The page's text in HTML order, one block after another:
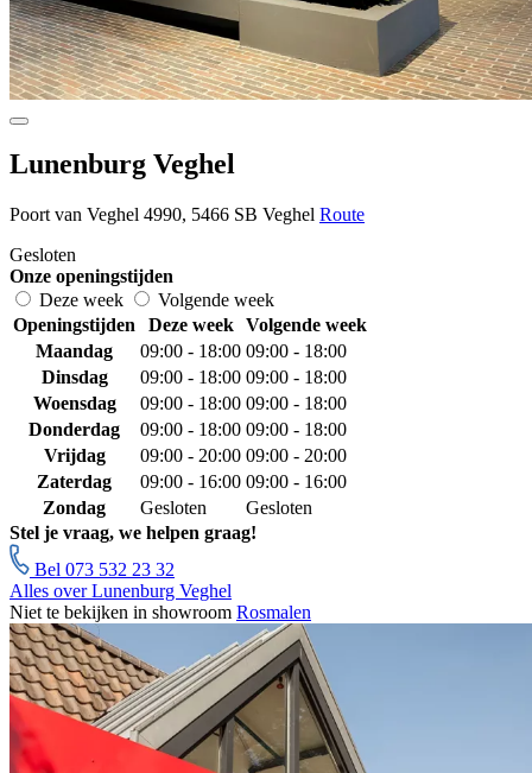
Lunenburg Veghel
Poort van Veghel 4990, 5466 SB Veghel Route
Gesloten
Onze openingstijden
Deze week
Volgende week
Openingstijden
Deze week
Volgende week
Maandag
09:00 - 18:00 09:00 - 18:00
Dinsdag
09:00 - 18:00 09:00 - 18:00
Woensdag
09:00 - 18:00 09:00 - 18:00
Donderdag
09:00 - 18:00 09:00 - 18:00
Vrijdag
09:00 - 20:00 09:00 - 20:00
Zaterdag
09:00 - 16:00 09:00 - 16:00
Zondag
Gesloten
Gesloten
Stel je vraag, we helpen graag!
Bel 073 532 23 32
Alles over Lunenburg Veghel
Niet te bekijken in showroom Rosmalen